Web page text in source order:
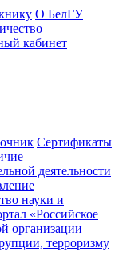
О БелГУ
кабинет
Сертификаты
деятельности
науки и
«Российское
организации
терроризму